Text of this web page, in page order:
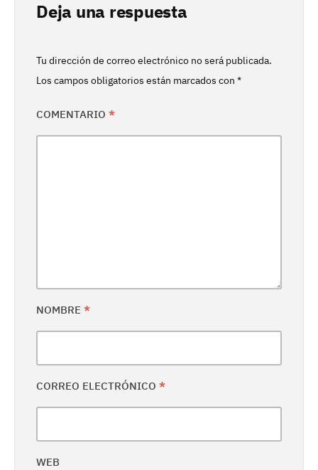
Deja una respuesta
Tu dirección de correo electrónico no será publicada.
Los campos obligatorios están marcados con *
COMENTARIO *
NOMBRE *
CORREO ELECTRÓNICO *
WEB